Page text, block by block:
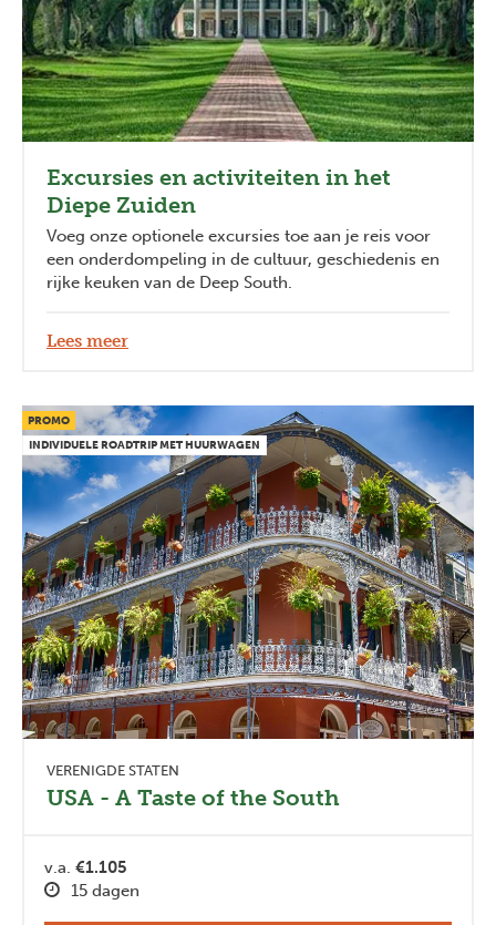
Excursies en activiteiten in het
Diepe Zuiden
Voeg onze optionele excursies toe aan je reis voor
een onderdompeling in de cultuur, geschiedenis en
rijke keuken van de Deep South.
Lees meer
PROMO
INDIVIDUELE ROADTRIP MET HUURWAGEN
VERENIGDE STATEN
USA - A Taste of the South
v.a. €1.105
15 dagen
Previous Next